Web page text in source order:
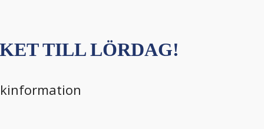
TILL LÖRDAG!